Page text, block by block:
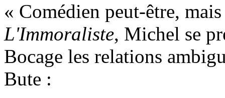
« Comédien peut-être,
L'Immoraliste, Michel se
Bocage les relations
Bute :